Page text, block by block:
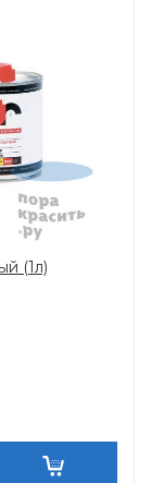
(1л)